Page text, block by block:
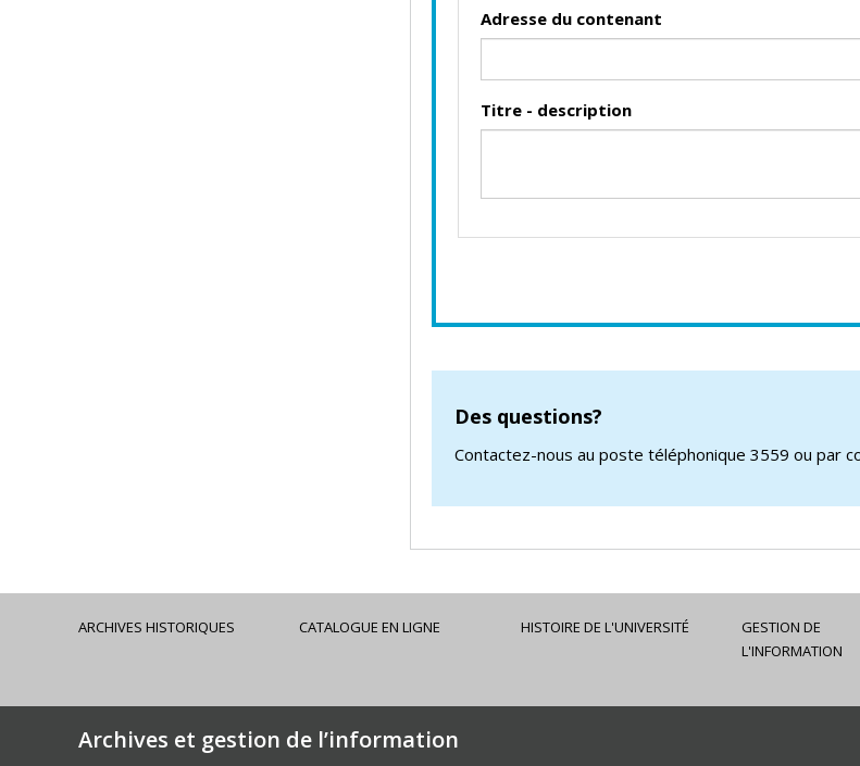
Adresse du contenant
Titre - description
Des questions?
Contactez-nous au poste téléphonique 3559 ou par
ARCHIVES HISTORIQUES CATALOGUE EN LIGNE HISTOIRE DE L'UNIVERSITÉ
GESTION DE
L'INFORMATION
Archives et gestion de l’information